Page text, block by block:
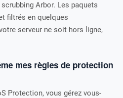
Arbor. Les paquets
filtrés en quelques
serveur ne soit hors ligne,
mes règles de protection
Protection, vous gérez vous-